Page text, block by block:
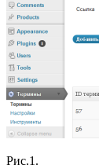
Рис.1.